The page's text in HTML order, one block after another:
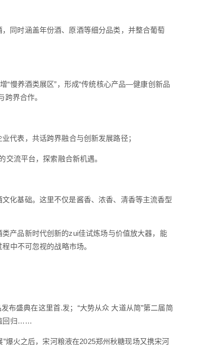
同时涵盖年份酒、原酒等细分品类，并整合葡萄
“慢养酒类展区”，形成“传统核心产品—健康创新品
界合作。
代表，共话跨界融合与创新发展路径；
交流平台，探索融合新机遇。
化基础。这里不仅是酱香、浓香、清香等主流香型
产品新时代创新的zui佳试炼场与价值放大器，能
中不可忽视的战略市场。
布盛典在这里首.发；“大势从众 大道从简”第二届简
回归……
爆火之后，宋河粮液在2025郑州秋糖现场又携宋河